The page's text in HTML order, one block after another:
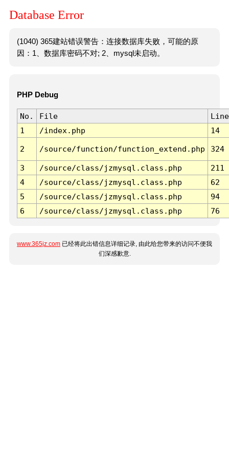
Database Error
(1040) 365建站错误警告：连接数据库失败，可能的原
因：1、数据库密码不对; 2、mysql未启动。
PHP Debug
No. File
Line
1
/index.php 14
2 /source/function/function_extend.php 324
3 /source/class/jzmysql.class.php
211
4
/source/class/jzmysql.class.php
62
5
/source/class/jzmysql.class.php
94
6
/source/class/jzmysql.class.php 76
www.365jz.com 已经将此出错信息详细记录, 由此给您带来的访问不便我
们深感歉意.